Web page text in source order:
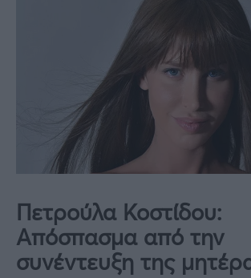
Πετρούλα Κοστίδου:
Απόσπασμα από την
συνέντευξη της